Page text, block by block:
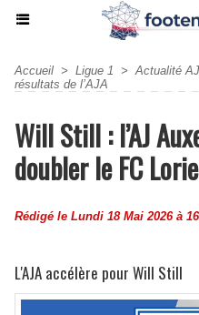
Accueil > Ligue 1 > Actualité
résultats de l’AJA
Will Still : l’AJ
doubler le FC
Rédigé le Lundi 18 Mai 2026 à
L'AJA accélère pour Will Still